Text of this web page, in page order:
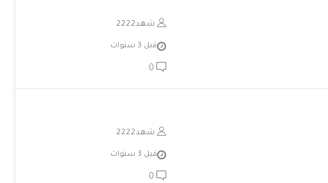
شهد2222
قبل 3 سنوات
0
شهد2222
قبل 3 سنوات
0